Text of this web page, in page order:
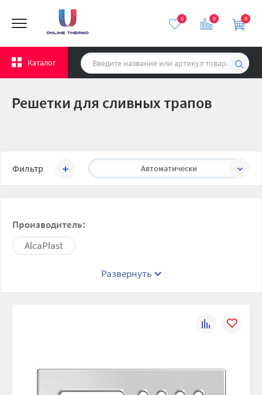
0 0
Каталог
0
Решетки для сливных трапов
Фильтр
Сортировать:
Автоматически
Производитель:
AlcaPlast
Развернуть